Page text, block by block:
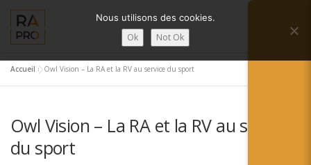
contenu
Menu
SERVICES RA’PRO ACTUALITÉ DE LA RA
Accueil »Owl Vision – La RA et la RV au service du sport
Owl Vision – La RA et la RV au service
du sport
Nous utilisons des cookies.
Ok Not Ok